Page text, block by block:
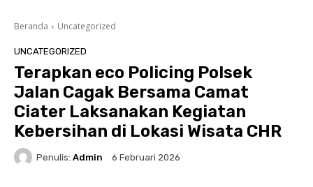
Beranda Uncategorized
UNCATEGORIZED
Terapkan eco Policing Polsek
Jalan Cagak Bersama Camat
Ciater Laksanakan Kegiatan
Kebersihan di Lokasi Wisata CHR
Penulis: Admin 6 Februari 2026